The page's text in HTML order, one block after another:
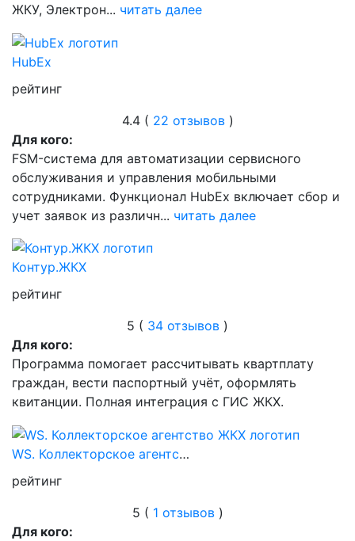
ЖКУ, Электрон... читать далее
HubEx
рейтинг
4.4 ( 22 отзывов)
Для кого:
FSM-система для автоматизации сервисного
обслуживания и управления мобильными
сотрудниками. Функционал HubEx включает сбор и
учет заявок из различн... читать далее
Контур.ЖКХ
рейтинг
5 ( 34 отзывов )
Для кого:
Программа помогает рассчитывать квартплату
граждан, вести паспортный учёт, оформлять
квитанции. Полная интеграция с ГИС ЖКХ.
WS. Коллекторское агентство ЖКХ
рейтинг
5 ( 1 отзывов)
Для кого: